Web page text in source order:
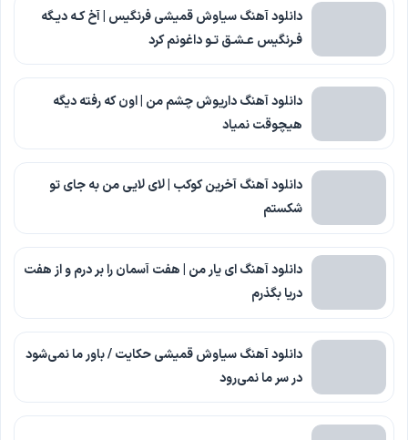
دانلود آهنگ سیاوش قمیشی فرنگیس | ‫آخ ﻛـﻪ دﻳـﮕﻪ
ﻓـﺮﻧﮕﻴﺲ ‫ﻋـﺸـﻖ ﺗـﻮ داﻏﻮﻧﻢ ﻛﺮد
دانلود آهنگ داریوش چشم من | اون که رفته دیگه
هیچوقت نمیاد
دانلود آهنگ آخرین کوکب | لای لایی من به جای تو
شکستم
دانلود آهنگ ای یار من | هفت آسمان را بر درم و از هفت
دریا بگذرم
دانلود آهنگ سیاوش قمیشی حکایت / باور ما نمی‌شود
در سر ما نمی‌رود